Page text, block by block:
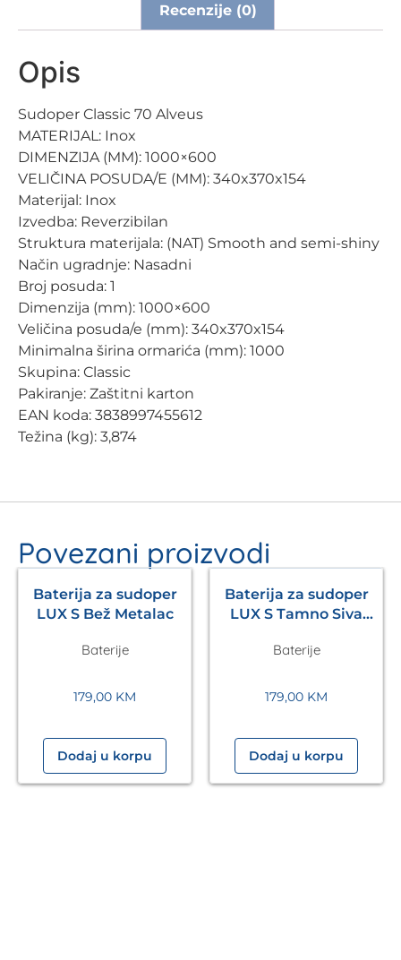
Recenzije (0)
Opis
Sudoper Classic 70 Alveus
MATERIJAL: Inox
DIMENZIJA (MM): 1000×600
VELIČINA POSUDA/E (MM): 340x370x154
Materijal: Inox
Izvedba: Reverzibilan
Struktura materijala: (NAT) Smooth and semi-shiny
Način ugradnje: Nasadni
Broj posuda: 1
Dimenzija (mm): 1000×600
Veličina posuda/e (mm): 340x370x154
Minimalna širina ormarića (mm): 1000
Skupina: Classic
Pakiranje: Zaštitni karton
EAN koda: 3838997455612
Težina (kg): 3,874
Povezani proizvodi
Baterija za sudoper
LUX S Bež Metalac
Baterije
179,00 KM
Dodaj u korpu
Baterija za sudoper
LUX S Tamno Siva
Baterije
179,00 KM
Dodaj u korpu